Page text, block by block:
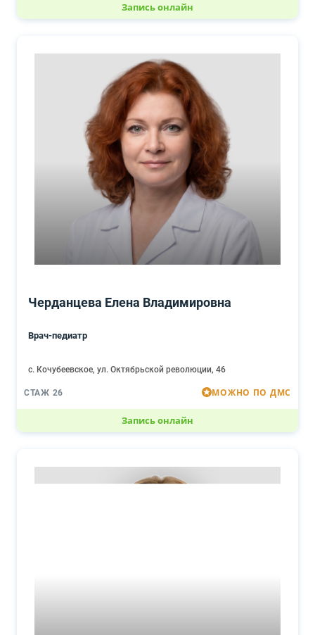
Запись онлайн
Черданцева Елена Владимировна
Врач-педиатр
с. Кочубеевское, ул. Октябрьской революции, 46
СТАЖ 26 МОЖНО ПО ДМС
Запись онлайн